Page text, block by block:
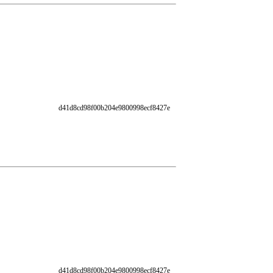
d41d8cd98f00b204e9800998ecf8427e
d41d8cd98f00b204e9800998ecf8427e